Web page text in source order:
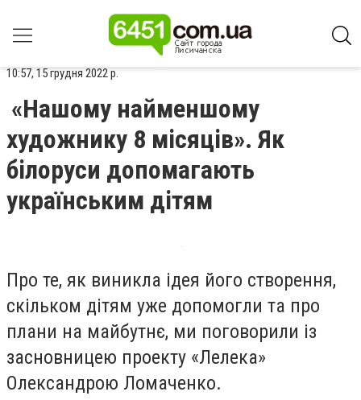
10:57, 15 грудня 2022 р.
«Нашому найменшому
художнику 8 місяців». Як
білоруси допомагають
українським дітям
Про те, як виникла ідея його створення,
скільком дітям уже допомогли та про
плани на майбутнє, ми поговорили із
засновницею проекту «Лелека»
Олександрою Ломаченко.